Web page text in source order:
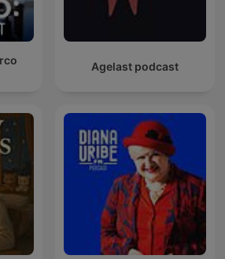
Agelast podcast